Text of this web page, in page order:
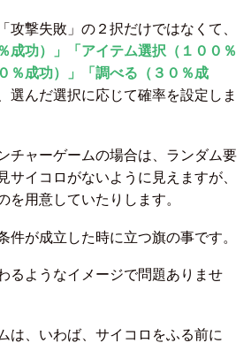
攻撃失敗」の２択だけではなくて、
成功）」「アイテム選択（１００％
％成功）」「調べる（３０％成
選んだ選択に応じて確率を設定しま
チャーゲームの場合は、ランダム要
サイコロがないように見えますが、
を用意していたりします。
件が成立した時に立つ旗の事です。
るようなイメージで問題ありませ
は、いわば、サイコロをふる前に